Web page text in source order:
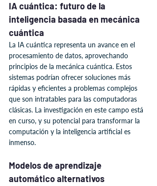
IA cuántica: futuro de la
inteligencia basada en mecánica
cuántica
La IA cuántica representa un avance en el
procesamiento de datos, aprovechando
principios de la mecánica cuántica. Estos
sistemas podrían ofrecer soluciones más
rápidas y eficientes a problemas complejos
que son intratables para las computadoras
clásicas. La investigación en este campo está
en curso, y su potencial para transformar la
computación y la inteligencia artificial es
inmenso.
Modelos de aprendizaje
automático alternativos